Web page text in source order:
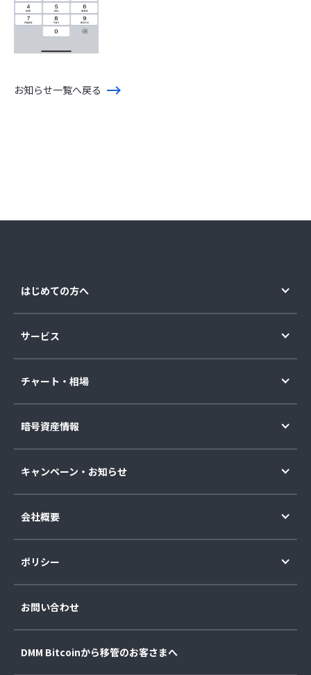
お知らせ一覧へ戻る
はじめての方へ
サービス
チャート・相場
暗号資産情報
キャンペーン・お知らせ
会社概要
ポリシー
お問い合わせ
DMM Bitcoinから移管のお客さまへ